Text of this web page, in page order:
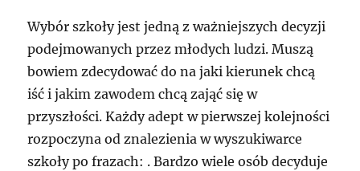
Wybór szkoły jest jedną z ważniejszych decyzji
podejmowanych przez młodych ludzi. Muszą
bowiem zdecydować do na jaki kierunek chcą
iść i jakim zawodem chcą zająć się w
przyszłości. Każdy adept w pierwszej kolejności
rozpoczyna od znalezienia w wyszukiwarce
szkoły po frazach: . Bardzo wiele osób decyduje